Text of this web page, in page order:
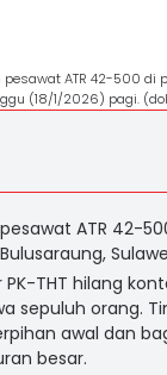
pesawat ATR 42-500 di
(18/1/2026) pagi.
ATR 42-
THT hilang
sepuluh orang.
awal dan
besar.